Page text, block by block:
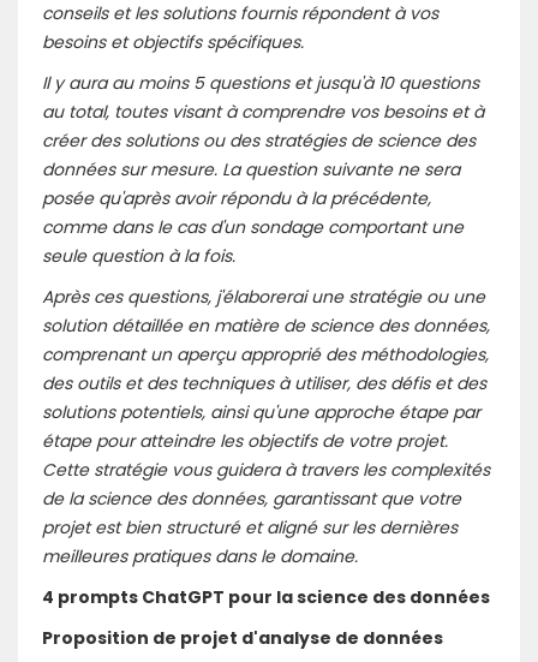
conseils et les solutions fournis répondent à vos
besoins et objectifs spécifiques.
Il y aura au moins 5 questions et jusqu'à 10 questions
au total, toutes visant à comprendre vos besoins et à
créer des solutions ou des stratégies de science des
données sur mesure. La question suivante ne sera
posée qu'après avoir répondu à la précédente,
comme dans le cas d'un sondage comportant une
seule question à la fois.
Après ces questions, j'élaborerai une stratégie ou une
solution détaillée en matière de science des données,
comprenant un aperçu approprié des méthodologies,
des outils et des techniques à utiliser, des défis et des
solutions potentiels, ainsi qu'une approche étape par
étape pour atteindre les objectifs de votre projet.
Cette stratégie vous guidera à travers les complexités
de la science des données, garantissant que votre
projet est bien structuré et aligné sur les dernières
meilleures pratiques dans le domaine.
4 prompts ChatGPT pour la science des données
Proposition de projet d'analyse de données